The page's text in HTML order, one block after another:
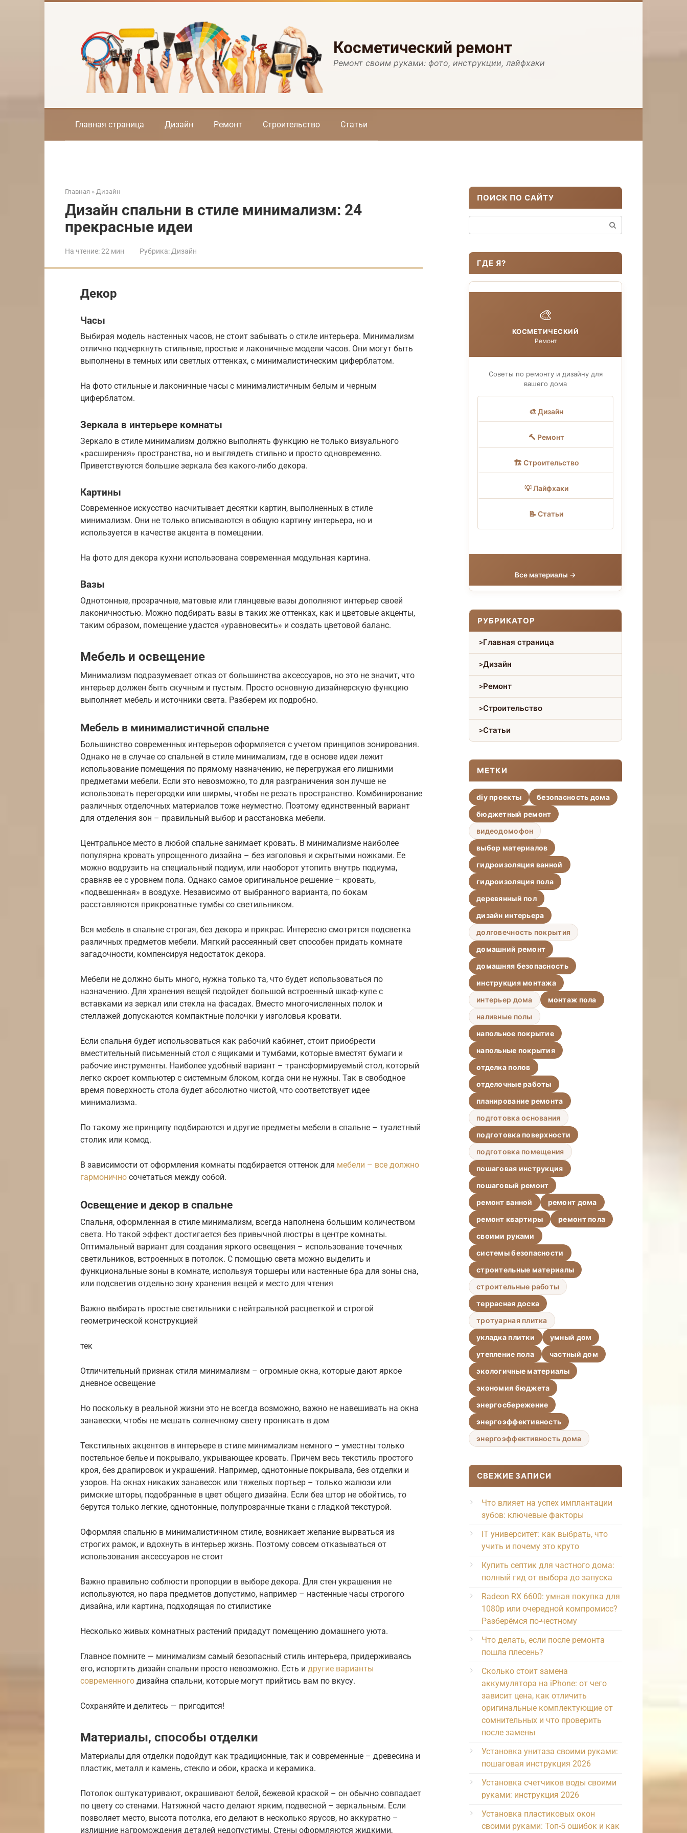
Косметический ремонт
Ремонт своим руками: фото, инструкции, лайфхаки
Главная страница Дизайн Ремонт Строительство Статьи
Главная » Дизайн
Дизайн спальни в стиле минимализм: 24
прекрасные идеи
На чтение:22 мин Рубрика: Дизайн
Декор
Часы
Выбирая модель настенных часов, не стоит забывать о стиле интерьера. Минимализм
отлично подчеркнуть стильные, простые и лаконичные модели часов. Они могут быть
выполнены в темных или светлых оттенках, с минималистическим циферблатом.
На фото стильные и лаконичные часы с минималистичным белым и черным
циферблатом.
Зеркала в интерьере комнаты
Зеркало в стиле минимализм должно выполнять функцию не только визуального
«расширения» пространства, но и выглядеть стильно и просто одновременно.
Приветствуются большие зеркала без какого-либо декора.
Картины
Современное искусство насчитывает десятки картин, выполненных в стиле
минимализм. Они не только вписываются в общую картину интерьера, но и
используется в качестве акцента в помещении.
На фото для декора кухни использована современная модульная картина.
Вазы
Однотонные, прозрачные, матовые или глянцевые вазы дополняют интерьер своей
лаконичностью. Можно подбирать вазы в таких же оттенках, как и цветовые акценты,
таким образом, помещение удастся «уравновесить» и создать цветовой баланс.
Мебель и освещение
Минимализм подразумевает отказ от большинства аксессуаров, но это не значит, что
интерьер должен быть скучным и пустым. Просто основную дизайнерскую функцию
выполняет мебель и источники света. Разберем их подробно.
Мебель в минималистичной спальне
Большинство современных интерьеров оформляется с учетом принципов зонирования.
Однако не в случае со спальней в стиле минимализм, где в основе идеи лежит
использование помещения по прямому назначению, не перегружая его лишними
предметами мебели. Если это невозможно, то для разграничения зон лучше не
использовать перегородки или ширмы, чтобы не резать пространство. Комбинирование
различных отделочных материалов тоже неуместно. Поэтому единственный вариант
для отделения зон – правильный выбор и расстановка мебели.
Центральное место в любой спальне занимает кровать. В минимализме наиболее
популярна кровать упрощенного дизайна – без изголовья и скрытыми ножками. Ее
можно водрузить на специальный подиум, или наоборот утопить внутрь подиума,
сравняв ее с уровнем пола. Однако самое оригинальное решение – кровать,
«подвешенная» в воздухе. Независимо от выбранного варианта, по бокам
расставляются прикроватные тумбы со светильником.
Вся мебель в спальне строгая, без декора и прикрас. Интересно смотрится подсветка
различных предметов мебели. Мягкий рассеянный свет способен придать комнате
загадочности, компенсируя недостаток декора.
Мебели не должно быть много, нужна только та, что будет использоваться по
назначению. Для хранения вещей подойдет большой встроенный шкаф-купе с
вставками из зеркал или стекла на фасадах. Вместо многочисленных полок и
стеллажей допускаются компактные полочки у изголовья кровати.
Если спальня будет использоваться как рабочий кабинет, стоит приобрести
вместительный письменный стол с ящиками и тумбами, которые вместят бумаги и
рабочие инструменты. Наиболее удобный вариант – трансформируемый стол, который
легко скроет компьютер с системным блоком, когда они не нужны. Так в свободное
время поверхность стола будет абсолютно чистой, что соответствует идее
минимализма.
По такому же принципу подбираются и другие предметы мебели в спальне – туалетный
столик или комод.
В зависимости от оформления комнаты подбирается оттенок для мебели – все должно
гармонично сочетаться между собой.
Освещение и декор в спальне
Спальня, оформленная в стиле минимализм, всегда наполнена большим количеством
света. Но такой эффект достигается без привычной люстры в центре комнаты.
Оптимальный вариант для создания яркого освещения – использование точечных
светильников, встроенных в потолок. С помощью света можно выделить и
функциональные зоны в комнате, используя торшеры или настенные бра для зоны сна,
или подсветив отдельно зону хранения вещей и место для чтения
Важно выбирать простые светильники с нейтральной расцветкой и строгой
геометрической конструкцией
тек
Отличительный признак стиля минимализм – огромные окна, которые дают яркое
дневное освещение
Но поскольку в реальной жизни это не всегда возможно, важно не навешивать на окна
занавески, чтобы не мешать солнечному свету проникать в дом
Текстильных акцентов в интерьере в стиле минимализм немного – уместны только
постельное белье и покрывало, укрывающее кровать. Причем весь текстиль простого
кроя, без драпировок и украшений. Например, однотонные покрывала, без отделки и
узоров. На окнах никаких занавесок или тяжелых портьер – только жалюзи или
римские шторы, подобранные в цвет общего дизайна. Если без штор не обойтись, то
берутся только легкие, однотонные, полупрозрачные ткани с гладкой текстурой.
Оформляя спальню в минималистичном стиле, возникает желание вырваться из
строгих рамок, и вдохнуть в интерьер жизнь. Поэтому совсем отказываться от
использования аксессуаров не стоит
Важно правильно соблюсти пропорции в выборе декора. Для стен украшения не
используются, но пара предметов допустимо, например – настенные часы строгого
дизайна, или картина, подходящая по стилистике
Несколько живых комнатных растений придадут помещению домашнего уюта.
Главное помните — минимализм самый безопасный стиль интерьера, придерживаясь
его, испортить дизайн спальни просто невозможно. Есть и другие варианты
современного дизайна спальни, которые могут прийтись вам по вкусу.
Сохраняйте и делитесь — пригодится!
Материалы, способы отделки
Материалы для отделки подойдут как традиционные, так и современные – древесина и
пластик, металл и камень, стекло и обои, краска и керамика.
Потолок оштукатуривают, окрашивают белой, бежевой краской – он обычно совпадает
по цвету со стенами. Натяжной часто делают ярким, подвесной – зеркальным. Если
позволяет место, высота потолка, его делают в несколько ярусов, но аккуратно –
излишние нагромождения деталей недопустимы. Стены оформляются жидкими,
ПОИСК ПО САЙТУ
ГДЕ Я?
🎨
КОСМЕТИЧЕСКИЙ
Ремонт
Советы по ремонту и дизайну для
вашего дома
🎨 Дизайн
🔨 Ремонт
🏗 Строительство
💡 Лайфхаки
📝 Статьи
Все материалы →
РУБРИКАТОР
Главная страница
Дизайн
Ремонт
Строительство
Статьи
МЕТКИ
diy проекты
безопасность дома
бюджетный ремонт
видеодомофон
выбор материалов
гидроизоляция ванной
гидроизоляция пола
деревянный пол
дизайн интерьера
долговечность покрытия
домашний ремонт
домашняя безопасность
инструкция монтажа
интерьер дома
монтаж пола
наливные полы
напольное покрытие
напольные покрытия
отделка полов
отделочные работы
планирование ремонта
подготовка основания
подготовка поверхности
подготовка помещения
пошаговая инструкция
пошаговый ремонт
ремонт ванной
ремонт дома
ремонт квартиры
ремонт пола
своими руками
системы безопасности
строительные материалы
строительные работы
террасная доска
тротуарная плитка
укладка плитки
умный дом
утепление пола
частный дом
экологичные материалы
экономия бюджета
энергосбережение
энергоэффективность
энергоэффективность дома
СВЕЖИЕ ЗАПИСИ
Что влияет на успех имплантации
зубов: ключевые факторы
IT университет: как выбрать, что
учить и почему это круто
Купить септик для частного дома:
полный гид от выбора до запуска
Radeon RX 6600: умная покупка для
1080p или очередной компромисс?
Разберёмся по-честному
Что делать, если после ремонта
пошла плесень?
Сколько стоит замена
аккумулятора на iPhone: от чего
зависит цена, как отличить
оригинальные комплектующие от
сомнительных и что проверить
после замены
Установка унитаза своими руками:
пошаговая инструкция 2026
Установка счетчиков воды своими
руками: инструкция 2026
Установка пластиковых окон
своими руками: Топ-5 ошибок и как